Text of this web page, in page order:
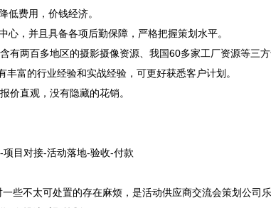
低费用，价钱经济。
，并且具备各项后勤保障，严格把握策划水平。
有两百多地区的摄影摄像资源、我国60多家工厂资源等三
富的行业经验和实战经验，可更好获悉客户计划。
价直观，没有隐藏的花销。
目对接-活动落地-验收-付款
些不太可处置的存在麻烦，是活动供应商交流会策划公司